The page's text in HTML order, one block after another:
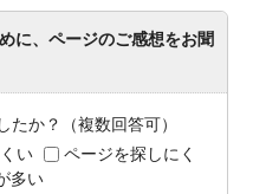
に、ページのご感想をお聞
たか？（複数回答可）
い
ページを探しにく
多い